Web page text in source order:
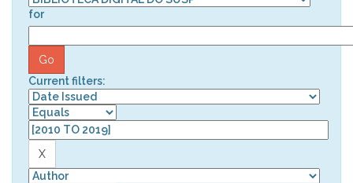
for
Current filters: